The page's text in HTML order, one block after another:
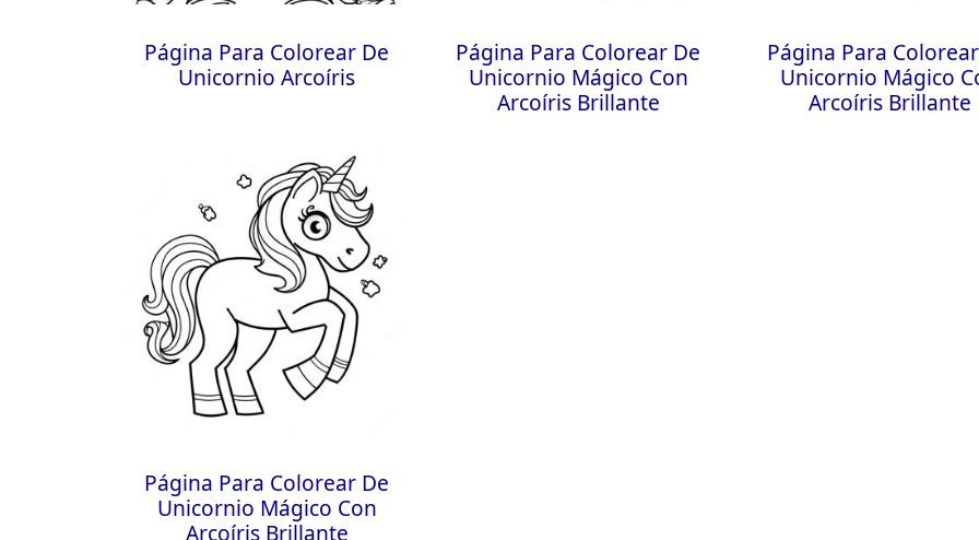
Página Para Colorear De
Unicornio Arcoíris
Página Para Colorear De
Unicornio Mágico Con
Arcoíris Brillante
Página Para
Unicornio Mágico
Arcoíris Brillante
Página Para Colorear De
Unicornio Mágico Con
Arcoíris Brillante